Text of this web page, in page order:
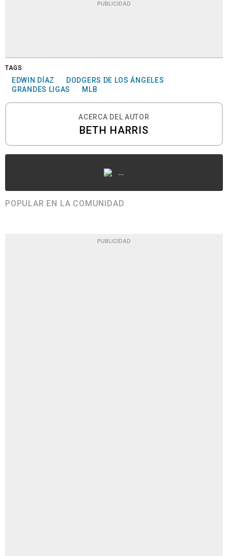
PUBLICIDAD
TAGS
EDWIN DÍAZ
DODGERS DE LOS ÁNGELES
GRANDES LIGAS
MLB
ACERCA DEL AUTOR
BETH HARRIS
...
POPULAR EN LA COMUNIDAD
PUBLICIDAD